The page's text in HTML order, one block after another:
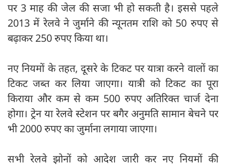
पर 3 माह की जेल की सजा भी हो सकती है। इससे पहले
2013 में रेलवे ने जुर्माने की न्यूनतम राशि को 50 रुपए से
बढ़ाकर 250 रुपए किया था।
नए नियमों के तहत, दूसरे के टिकट पर यात्रा करने वालों का
टिकट जब्त कर लिया जाएगा। यात्री को टिकट का पूरा
किराया और कम से कम 500 रुपए अतिरिक्त चार्ज देना
होगा। ट्रेन या रेलवे स्टेशन पर बगैर अनुमति सामान बेचने पर
भी 2000 रुपए का जुर्माना लगाया जाएगा।
सभी रेलवे झोनों को आदेश जारी कर नए नियमों की